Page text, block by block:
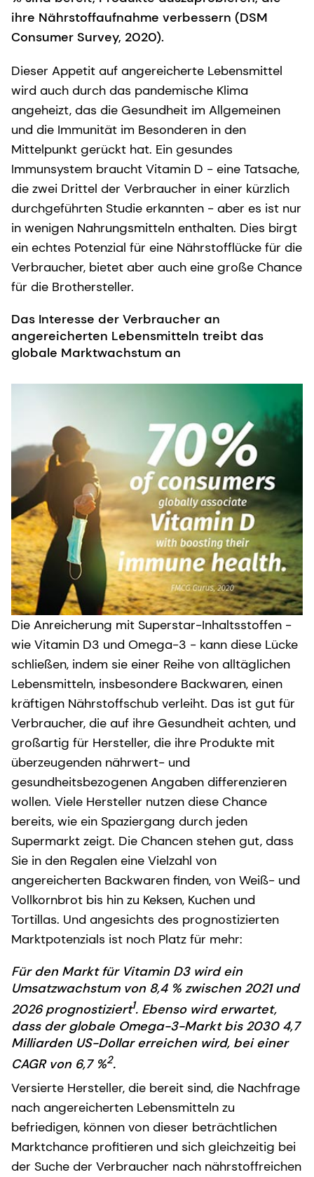
ihre Nährstoffaufnahme verbessern (DSM
Consumer Survey, 2020).
Dieser Appetit auf angereicherte Lebensmittel
wird auch durch das pandemische Klima
angeheizt, das die Gesundheit im Allgemeinen
und die Immunität im Besonderen in den
Mittelpunkt gerückt hat. Ein gesundes
Immunsystem braucht Vitamin D - eine Tatsache,
die zwei Drittel der Verbraucher in einer kürzlich
durchgeführten Studie erkannten - aber es ist nur
in wenigen Nahrungsmitteln enthalten. Dies birgt
ein echtes Potenzial für eine Nährstofflücke für die
Verbraucher, bietet aber auch eine große Chance
für die Brothersteller.
Das Interesse der Verbraucher an
angereicherten Lebensmitteln treibt das
globale Marktwachstum an
Die Anreicherung mit Superstar-Inhaltsstoffen -
wie Vitamin D3 und Omega-3 - kann diese Lücke
schließen, indem sie einer Reihe von alltäglichen
Lebensmitteln, insbesondere Backwaren, einen
kräftigen Nährstoffschub verleiht. Das ist gut für
Verbraucher, die auf ihre Gesundheit achten, und
großartig für Hersteller, die ihre Produkte mit
überzeugenden nährwert- und
gesundheitsbezogenen Angaben differenzieren
wollen. Viele Hersteller nutzen diese Chance
bereits, wie ein Spaziergang durch jeden
Supermarkt zeigt. Die Chancen stehen gut, dass
Sie in den Regalen eine Vielzahl von
angereicherten Backwaren finden, von Weiß- und
Vollkornbrot bis hin zu Keksen, Kuchen und
Tortillas. Und angesichts des prognostizierten
Marktpotenzials ist noch Platz für mehr:
Für den Markt für Vitamin D3 wird ein
Umsatzwachstum von 8,4 % zwischen 2021 und
2026 prognostiziert1. Ebenso wird erwartet,
dass der globale Omega-3-Markt bis 2030 4,7
Milliarden US-Dollar erreichen wird, bei einer
CAGR von 6,7 %2.
Versierte Hersteller, die bereit sind, die Nachfrage
nach angereicherten Lebensmitteln zu
befriedigen, können von dieser beträchtlichen
Marktchance profitieren und sich gleichzeitig bei
der Suche der Verbraucher nach nährstoffreichen